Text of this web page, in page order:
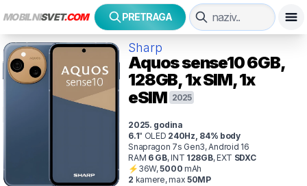
MOBILNISVET.COM PRETRAGA
Sharp
Aquos sense106GB,
128GB, 1x SIM, 1x
eSIM 2025
2025. godina
6.1" OLED 240Hz, 84% body
Snapragon 7s Gen3, Android 16
RAM 6GB,INT 128GB,EXT SDXC
⚡ 36W,5000 mAh
2 kamere, max 50MP